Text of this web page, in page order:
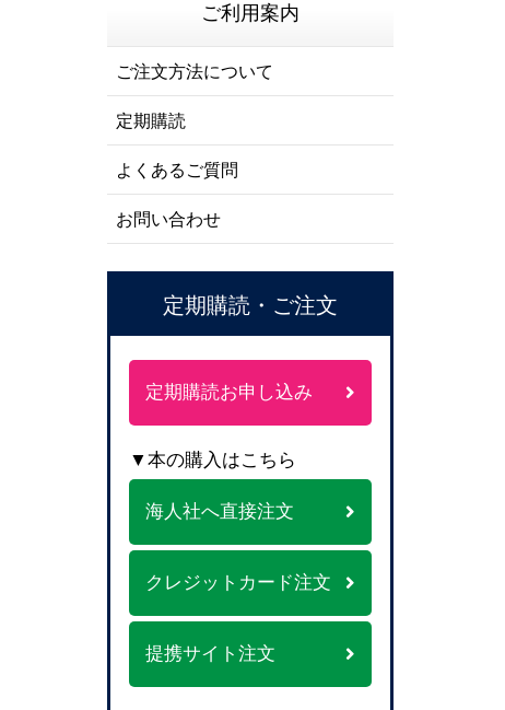
ご利用案内
ご注文方法について
定期購読
よくあるご質問
お問い合わせ
定期購読・ご注文
定期購読お申し込み
▼本の購入はこちら
海人社へ直接注文
クレジットカード注文
提携サイト注文